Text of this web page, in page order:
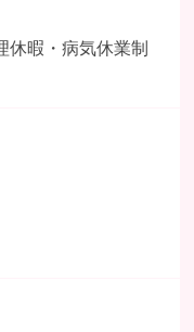
休暇・病気休業制